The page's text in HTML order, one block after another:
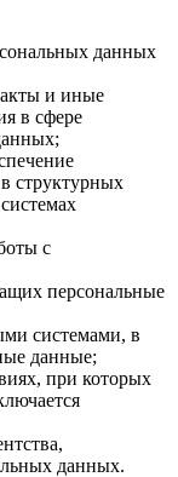
данных
и иные
в сфере
структурных
с
персональные
системами, в
данные;
при которых
данных.